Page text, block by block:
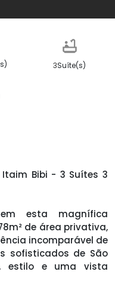
3Suíte(s)
Bibi - 3 Suítes 3
esta magnífica
de área privativa,
incomparável de
sofisticados de São
estilo e uma vista